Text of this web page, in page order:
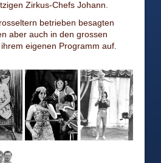
Zirkus-Chefs Johann.
betrieben besagten
aber auch in den grossen
eigenen Programm auf.